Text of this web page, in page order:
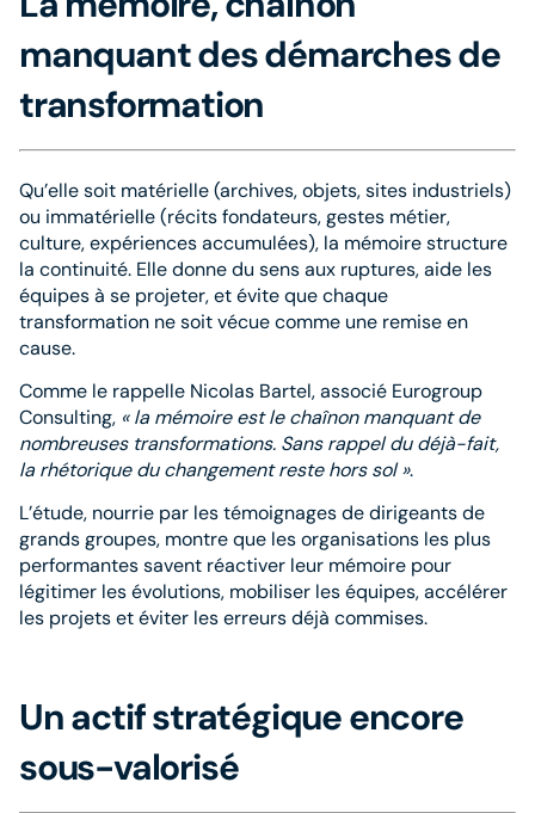
manquant des démarches de
transformation
Qu’elle soit matérielle (archives, objets, sites industriels)
ou immatérielle (récits fondateurs, gestes métier,
culture, expériences accumulées), la mémoire structure
la continuité. Elle donne du sens aux ruptures, aide les
équipes à se projeter, et évite que chaque
transformation ne soit vécue comme une remise en
cause.
Comme le rappelle Nicolas Bartel, associé Eurogroup
Consulting, « la mémoire est le chaînon manquant de
nombreuses transformations. Sans rappel du déjà-fait,
la rhétorique du changement reste hors sol ».
L’étude, nourrie par les témoignages de dirigeants de
grands groupes, montre que les organisations les plus
performantes savent réactiver leur mémoire pour
légitimer les évolutions, mobiliser les équipes, accélérer
les projets et éviter les erreurs déjà commises.
Un actif stratégique encore
sous-valorisé